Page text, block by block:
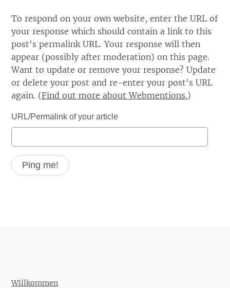
To respond on your own website, enter the URL of
your response which should contain a link to this
post's permalink URL. Your response will then
appear (possibly after moderation) on this page.
Want to update or remove your response? Update
or delete your post and re-enter your post's URL
again. (Find out more about Webmentions.)
URL/Permalink of your article
Willkommen